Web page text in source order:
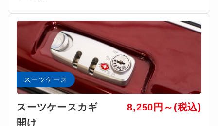
スーツケース
スーツケースカギ
開け
8,250円～(税込)